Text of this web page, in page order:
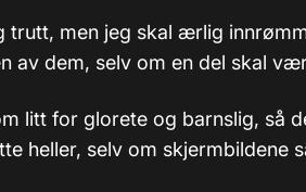
trutt, men jeg skal ærlig
av dem, selv om en del skal
litt for glorete og barnslig, så
heller, selv om skjermbildene